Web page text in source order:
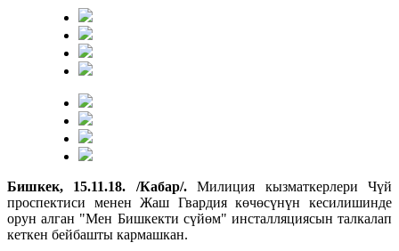
Бишкек, 15.11.18. /Кабар/.Милиция кызматкерлери Чүй
проспектиси менен Жаш Гвардия көчөсүнүн кесилишинде
орун алган "Мен Бишкекти сүйөм" инсталляциясын талкалап
кеткен бейбашты кармашкан.